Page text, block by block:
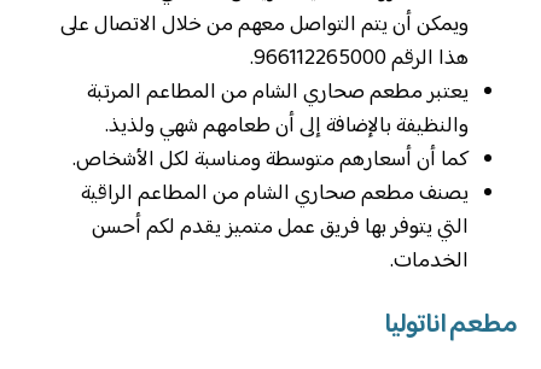
ويمكن أن يتم التواصل معهم من خلال الاتصال على
هذا الرقم 966112265000.
يعتبر مطعم صحاري الشام من المطاعم المرتبة
والنظيفة بالإضافة إلى أن طعامهم شهي ولذيذ.
كما أن أسعارهم متوسطة ومناسبة لكل الأشخاص.
يصنف مطعم صحاري الشام من المطاعم الراقية
التي يتوفر بها فريق عمل متميز يقدم لكم أحسن
الخدمات.
مطعم اناتوليا